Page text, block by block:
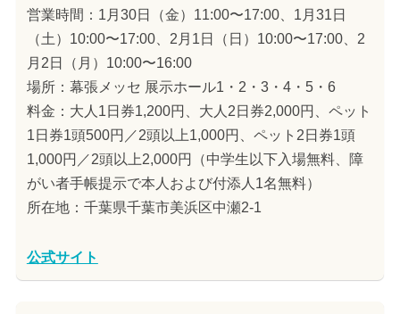
営業時間：1月30日（金）11:00〜17:00、1月31日
（土）10:00〜17:00、2月1日（日）10:00〜17:00、2
月2日（月）10:00〜16:00
場所：幕張メッセ 展示ホール1・2・3・4・5・6
料金：大人1日券1,200円、大人2日券2,000円、ペット
1日券1頭500円／2頭以上1,000円、ペット2日券1頭
1,000円／2頭以上2,000円（中学生以下入場無料、障
がい者手帳提示で本人および付添人1名無料）
所在地：千葉県千葉市美浜区中瀬2-1
公式サイト